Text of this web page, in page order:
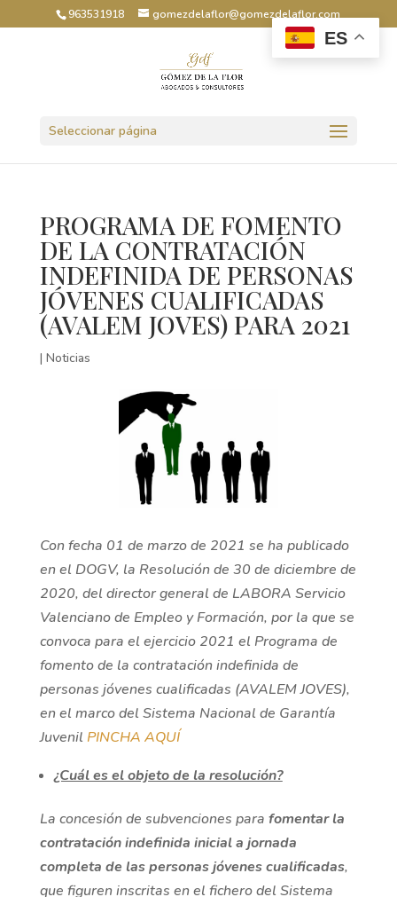
963531918 gomezdelaflor@gomezdelaflor.com
Seleccionar página
PROGRAMA DE FOMENTO
DE LA CONTRATACIÓN
INDEFINIDA DE PERSONAS
JÓVENES CUALIFICADAS
(AVALEM JOVES) PARA 2021
| Noticias
Con fecha 01 de marzo de 2021 se ha publicado
en el DOGV, la Resolución de 30 de diciembre de
2020, del director general de LABORA Servicio
Valenciano de Empleo y Formación, por la que se
convoca para el ejercicio 2021 el Programa de
fomento de la contratación indefinida de
personas jóvenes cualificadas (AVALEM JOVES),
en el marco del Sistema Nacional de Garantía
Juvenil PINCHA AQUÍ
¿Cuál es el objeto de la resolución?
La concesión de subvenciones para fomentar la
contratación indefinida inicial a jornada
completa de las personas jóvenes cualificadas,
que figuren inscritas en el fichero del Sistema
ES